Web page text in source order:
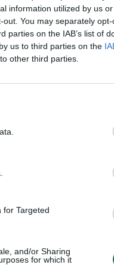
information utilized by us
You may separately
parties on the IAB’s list of
us to third parties on the
other third parties.
for Targeted
and/or Sharing
for which it
Visi įrašai
šeimos narė?
įspėja apie